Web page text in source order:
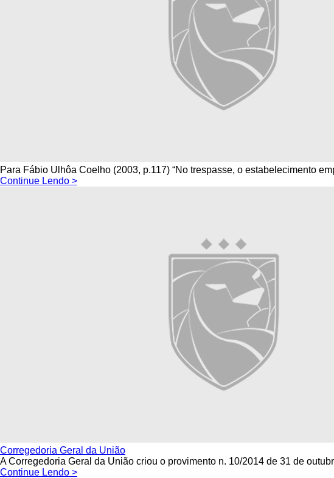
Para Fábio Ulhôa Coelho (2003, p.117) “No trespasse, o estabelecimento
Continue Lendo >
Corregedoria Geral da União
A Corregedoria Geral da União criou o provimento n. 10/2014 de 31 de
Continue Lendo >